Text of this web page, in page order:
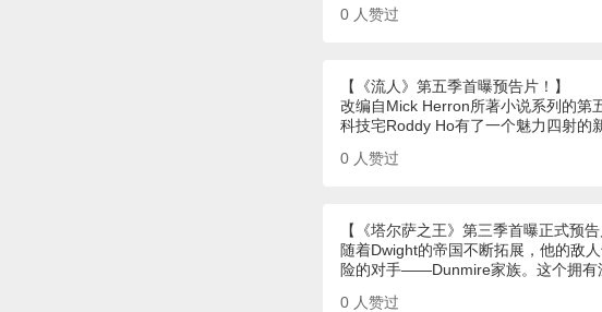
0 人赞过
【《流人》第五季首曝预告片！】
改编自Mick Herron所著小说系列的第
科技宅Roddy Ho有了一个魅力四射的
0 人赞过
【《塔尔萨之王》第三季首曝正式预告
随着Dwight的帝国不断拓展，他的敌
险的对手——Dunmire家族。这个拥有
0 人赞过